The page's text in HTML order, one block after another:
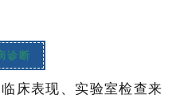
诊断
床表现、实验室检查来